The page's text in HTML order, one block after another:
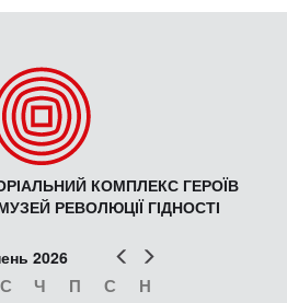
КОМПЛЕКС ГЕРОЇВ
РЕВОЛЮЦІЇ ГІДНОСТІ
Попер
2026
С Ч П С Н